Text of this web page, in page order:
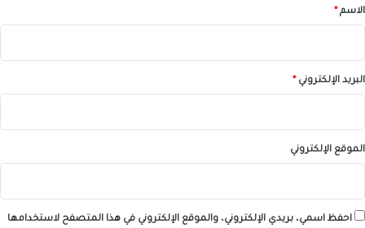
*الاسم*
البريد الإلكتروني*
الموقع الإلكتروني
احفظ اسمي، بريدي الإلكتروني، والموقع الإلكتروني في هذا المتصفح لاستخدامها